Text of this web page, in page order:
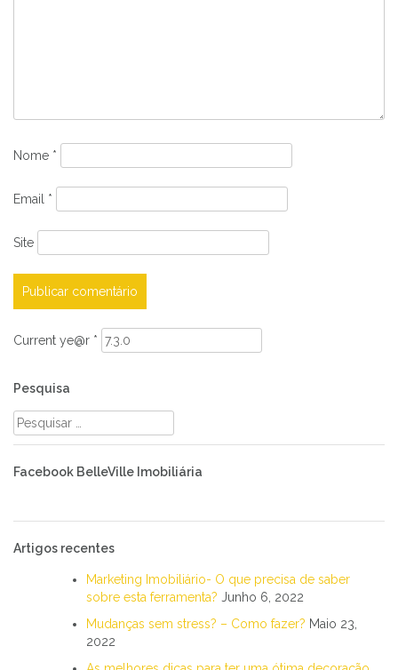
Nome *
Email *
Site
Current ye@r *
Pesquisa
Pesquisar
por:
Facebook BelleVille Imobiliária
Artigos recentes
Marketing Imobiliário- O que precisa de saber
sobre esta ferramenta? Junho 6, 2022
Mudanças sem stress? – Como fazer? Maio 23,
2022